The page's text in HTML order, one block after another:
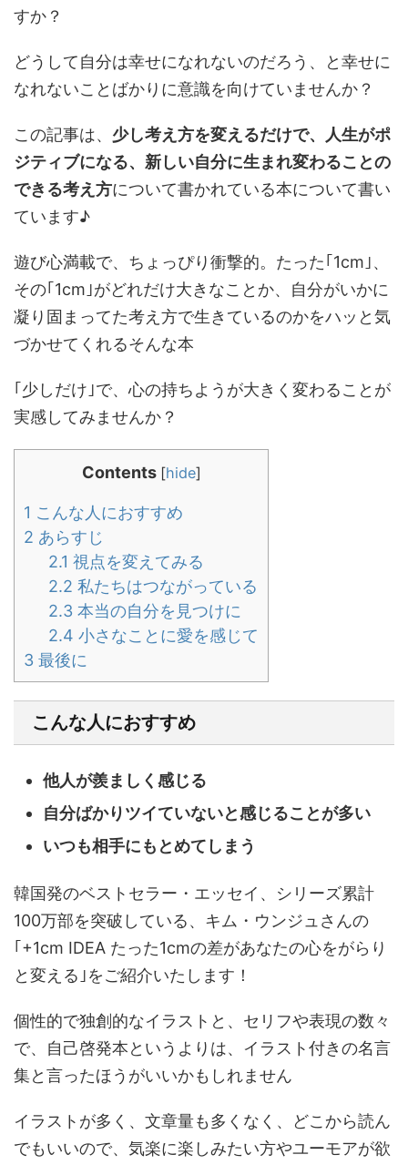
すか？
どうして自分は幸せになれないのだろう、と幸せに
なれないことばかりに意識を向けていませんか？
この記事は、 少し考え方を変えるだけで、人生がポ
ジティブになる、新しい自分に生まれ変わることの
できる考え方について書かれている本について書い
ています♪
遊び心満載で、ちょっぴり衝撃的。たった｢1cm｣、
その｢1cm｣がどれだけ大きなことか、自分がいかに
凝り固まってた考え方で生きているのかをハッと気
づかせてくれるそんな本
｢少しだけ｣で、心の持ちようが大きく変わることが
実感してみませんか？
Contents [hide]
1 こんな人におすすめ
2 あらすじ
2.1 視点を変えてみる
2.2 私たちはつながっている
2.3 本当の自分を見つけに
2.4 小さなことに愛を感じて
3 最後に
こんな人におすすめ
他人が羨ましく感じる
自分ばかりツイていないと感じることが多い
いつも相手にもとめて しまう
韓国発のベストセラー・エッセイ、シリーズ累計
100万部を突破している、キム・ウンジュさんの
｢+1cm IDEA たった1cmの差があなたの心をがらり
と変える｣をご紹介いたします！
個性的で独創的なイラストと、セリフや表現の数々
で、自己啓発本というよりは、イラスト付きの名言
集と言ったほうがいいかもしれません
イラストが多く、文章量も多くなく、どこから読ん
でもいいので、気楽に楽しみたい方やユーモアが欲